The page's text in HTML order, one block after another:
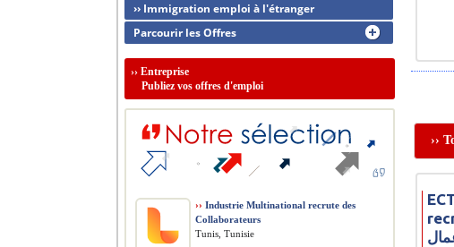
››
›› Immigration emploi à l'étranger
Parcourir les Offres
›› Entreprise
Publiez vos offres d'emploi
›› Industrie Multinational recrute des
Collaborateurs
Tunis, Tunisie